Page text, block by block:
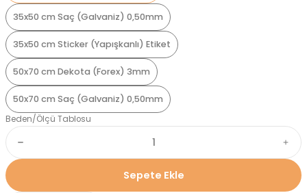
35x50 cm Saç (Galvaniz) 0,50mm
35x50 cm Sticker (Yapışkanlı) Etiket
50x70 cm Dekota (Forex) 3mm
50x70 cm Saç (Galvaniz) 0,50mm
Beden/Ölçü Tablosu
Sepete Ekle